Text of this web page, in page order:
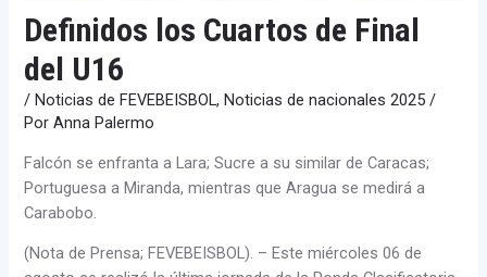
Definidos los Cuartos de Final
del U16
/Noticias de FEVEBEISBOL,Noticias de nacionales 2025 /
PorAnna Palermo
Falcón se enfranta a Lara; Sucre a su similar de Caracas;
Portuguesa a Miranda, mientras que Aragua se medirá a
Carabobo.
(Nota de Prensa; FEVEBEISBOL). – Este miércoles 06 de